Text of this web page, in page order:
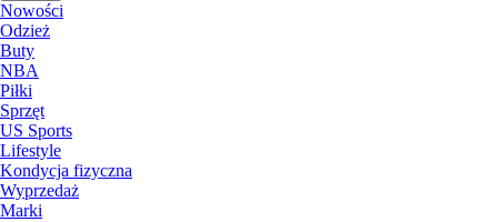
Nowości
Odzież
Buty
NBA
Piłki
Sprzęt
US Sports
Lifestyle
Kondycja fizyczna
Wyprzedaż
Marki